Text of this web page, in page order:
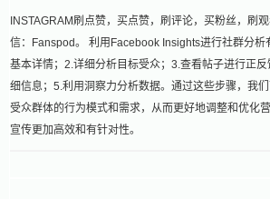
INSTAGRAM刷点赞，买点赞，刷评论，买粉丝，刷
信：Fanspod。 利用Facebook Insights进行社群分析
基本详情；2.详细分析目标受众；3.查看帖子进行正
细信息；5.利用洞察力分析数据。通过这些步骤，我
受众群体的行为模式和需求，从而更好地调整和优化
宣传更加高效和有针对性。